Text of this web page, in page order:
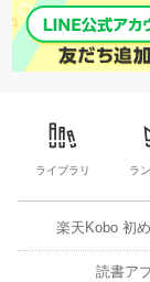
ライブラリ ラ
楽天Kobo 初
読書ア